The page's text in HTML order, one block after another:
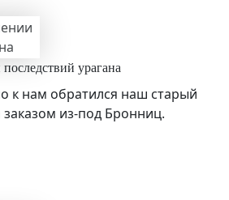
урагана
к нам обратился наш старый
из-под Бронниц.